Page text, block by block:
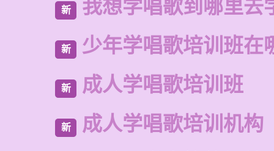
新 我想学唱歌到哪里去
新 少年学唱歌培训班在
新 成人学唱歌培训班
新 成人学唱歌培训机构